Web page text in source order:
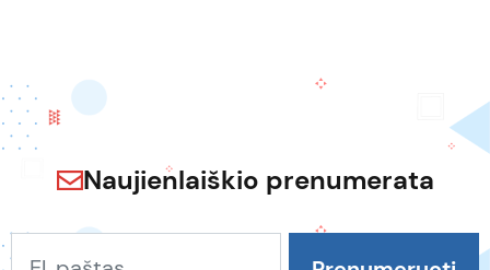
Naujienlaiškio prenumerata